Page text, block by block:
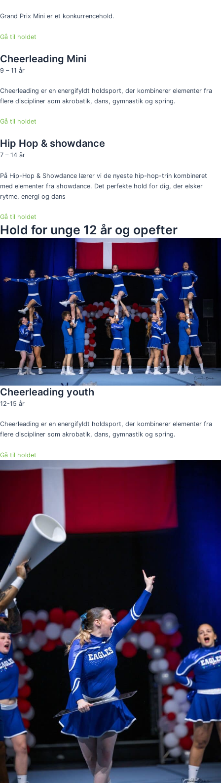
Grand Prix Mini er et konkurrencehold.
Gå til holdet
Cheerleading Mini
9 – 11 år
Cheerleading er en energifyldt holdsport, der kombinerer elementer fra
flere discipliner som akrobatik, dans, gymnastik og spring.
Gå til holdet
Hip Hop & showdance
7 – 14 år
På Hip-Hop & Showdance lærer vi de nyeste hip-hop-trin kombineret
med elementer fra showdance. Det perfekte hold for dig, der elsker
rytme, energi og dans
Gå til holdet
Hold for unge 12 år og opefter
Cheerleading youth
12-15 år
Cheerleading er en energifyldt holdsport, der kombinerer elementer fra
flere discipliner som akrobatik, dans, gymnastik og spring.
Gå til holdet